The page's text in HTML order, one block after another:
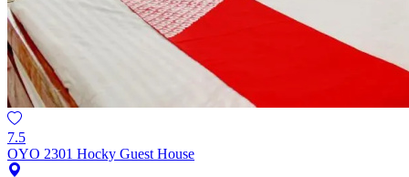
7.5
OYO 2301 Hocky Guest House